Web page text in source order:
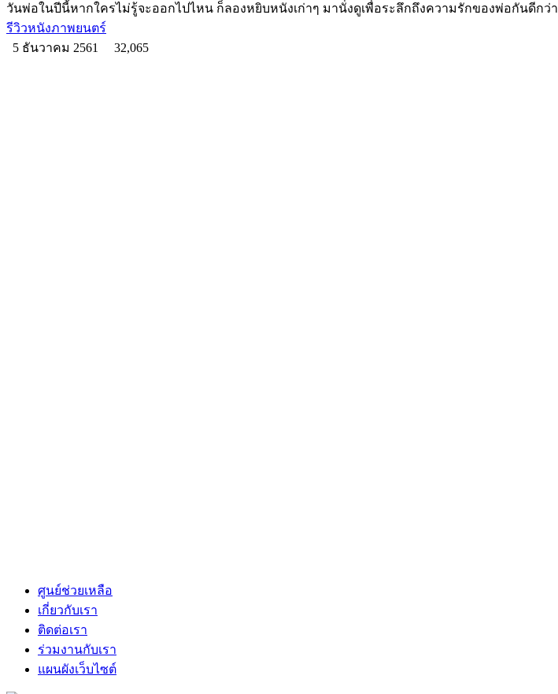
วันพ่อในปีนี้หากใครไม่รู้จะออกไปไหน ก็ลองหยิบหนังเก่าๆ มานั่งดูเพื่อระลึกถึงความรักของพ่อกันดีกว่า
รีวิวหนังภาพยนตร์
5 ธันวาคม 2561
32,065
ศูนย์ช่วยเหลือ
เกี่ยวกับเรา
ติดต่อเรา
ร่วมงานกับเรา
แผนผังเว็บไซต์